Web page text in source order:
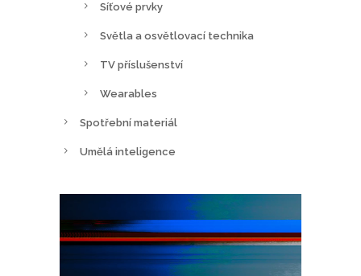
Síťové prvky
Světla a osvětlovací technika
TV příslušenství
Wearables
Spotřební materiál
Umělá inteligence